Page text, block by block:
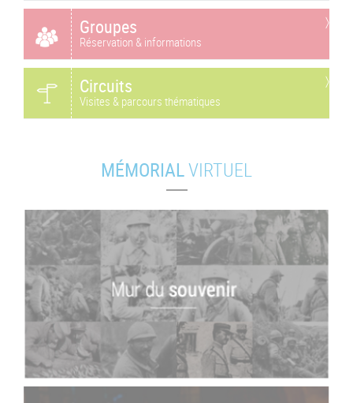
Groupes
Réservation & informations
Circuits
Visites & parcours thématiques
MÉMORIALVIRTUEL